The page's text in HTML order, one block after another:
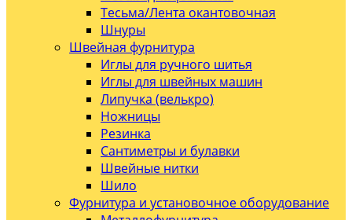
Тесьма/Лента окантовочная
Шнуры
Швейная фурнитура
Иглы для ручного шитья
Иглы для швейных машин
Липучка (велькро)
Ножницы
Резинка
Сантиметры и булавки
Швейные нитки
Шило
Фурнитура и установочное оборудование